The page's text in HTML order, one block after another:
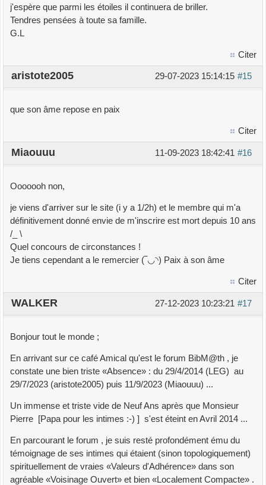
j'espère que parmi les étoiles il continuera de briller.
Tendres pensées à toute sa famille.
G.L
Citer
#15
29-07-2023 15:14:15
aristote2005
que son âme repose en paix
Citer
#16
11-09-2023 18:42:41
Miaouuu
Ooooooh non,
je viens d'arriver sur le site (i y a 1/2h) et le membre qui m'a
définitivement donné envie de m'inscrire est mort depuis 10 ans
/_ \
Quel concours de circonstances !
Je tiens cependant a le remercier (‾◡◝) Paix à son âme
Citer
#17
27-12-2023 10:23:21
WALKER
Bonjour tout le monde ;
En arrivant sur ce café Amical qu'est le forum BibM@th , je
constate une bien triste «Absence» : du 29/4/2014 (LEG) au
29/7/2023 (aristote2005) puis 11/9/2023 (Miaouuu) ...
Un immense et triste vide de Neuf Ans après que Monsieur
Pierre [Papa pour les intimes :-) ] s'est éteint en Avril 2014 ...
En parcourant le forum , je suis resté profondément ému du
témoignage de ses intimes qui étaient (sinon topologiquement)
spirituellement de vraies «Valeurs d'Adhérence» dans son
agréable «Voisinage Ouvert» et bien «Localement Compacte» .